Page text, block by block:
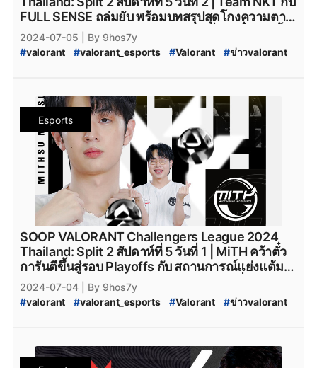
#fpsthailand #soop #SOOP
FULL SENSE ถล่มยับ พร้อมบทสรุปสุดโกงความตาย
ของ XERXIA และ Sharper Esport ที่คว้าตั๋วก้าวขึ้น
สู่ Playoffs สำเร็จ
2024-07-05
| By 9hos7y
#valorant #valorant_esports #Valorant #ข่าวvalorant
VALORANT_Challengers_2024_Split_2 #ทีมvalorant
valorantทีมไทย #Riot # เกมriotgames # MiTH #mith
mith_valorant #mith.valorant
FullSense
fullsense_valorant #fullsense #full_sense
valorant_full_sense
attackallaroud
AttackAllAround
Attack_All_Around
Attack-All-Around #AAA.Valorant
AAA
aaa_valorant teamnkt_valorant
Team-NKT
team_nkt_valorant #XOXO_01 #XOXO_01_VALORANT
#VALORANT_XOXO_01 #riotgames #ESL #afreecatv
#afreecatv_valorant # Afreeca #FPSThailand #fps
# fpsthailand #soop #SOOP
Esports
SOOP VALORANT Challengers League 2024
Thailand: Split 2 สัปดาห์ที่ 5 วันที่ 1 | MiTH คว้าตั๋ว
การันตีขึ้นสู่รอบ Playoffs กับ สถานการณ์แย่งแต้ม
สุดสำคัญของ Barn nong chok กับ ฟอร์มที่มาแรง
แบบเกินคาด
2024-07-04
| By 9hos7y
#valorant #valorant_esports #Valorant #ข่าวvalorant
VALORANT_Challengers_2024_Split_2 #ทีมvalorant
valorantทีมไทย #Riot #เกมriotgames #MiTH #mith